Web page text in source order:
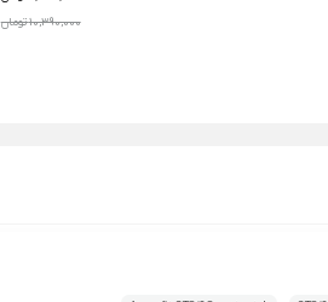
10,390,000 تومان